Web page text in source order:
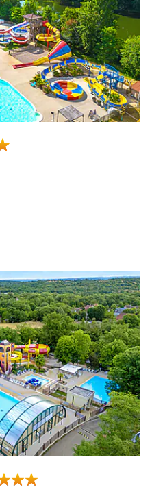
Pyreneeën
het zuidwesten van Frankrijk
Midi-Pyreneeën